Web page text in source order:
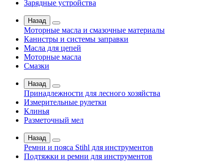
Зарядные устройства
Назад
Моторные масла и смазочные материалы
Канистры и системы заправки
Масла для цепей
Моторные масла
Смазки
Назад
Принадлежности для лесного хозяйства
Измерительные рулетки
Клинья
Разметочный мел
Назад
Ремни и пояса Stihl для инструментов
Подтяжки и ремни для инструментов